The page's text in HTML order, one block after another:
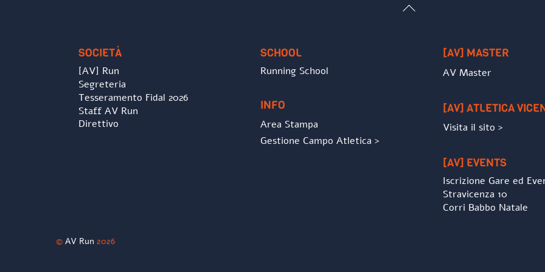
Back
SOCIETÀ
[AV] Run
Segreteria
Tesseramento Fidal 2026
Staff AV Run
Direttivo
SCHOOL
Running School
INFO
Area Stampa
Gestione Campo Atletica >
[AV] MASTER
AV Master
[AV] ATLETICA
Visita il sito >
[AV] EVENTS
Iscrizione Gare ed
Stravicenza 10
Corri Babbo Natale
© AV Run 2026